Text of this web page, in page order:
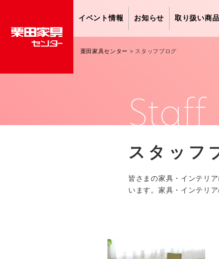
イベント情報 お知らせ 取り扱い商品
栗田家具センター > スタッフブログ
Staff
スタッフ
皆さまの家具・インテリ
います。家具・インテリ